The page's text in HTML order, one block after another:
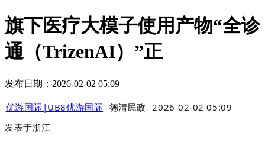
旗下医疗大模子使用产物“全诊
通（TrizenAI）”正
发布日期：2026-02-02 05:09
优游国际|UB8优游国际 德清民政
2026-02-02 05:09
发表于浙江